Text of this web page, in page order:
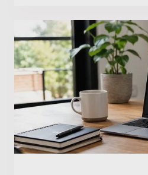
Produktschulung
Buchungsvorlagen in
Welche gibt es?
So. 16.05.2021
Aufzeichnung
20 min